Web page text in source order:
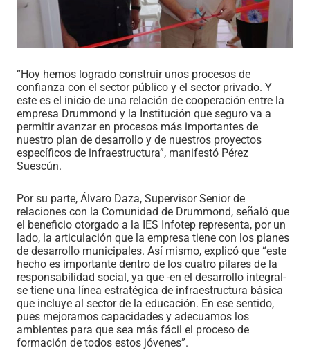
“Hoy hemos logrado construir unos procesos de
confianza con el sector público y el sector privado. Y
este es el inicio de una relación de cooperación entre la
empresa Drummond y la Institución que seguro va a
permitir avanzar en procesos más importantes de
nuestro plan de desarrollo y de nuestros proyectos
específicos de infraestructura”, manifestó Pérez
Suescún.
Por su parte, Álvaro Daza, Supervisor Senior de
relaciones con la Comunidad de Drummond, señaló que
el beneficio otorgado a la IES Infotep representa, por un
lado, la articulación que la empresa tiene con los planes
de desarrollo municipales. Así mismo, explicó que “este
hecho es importante dentro de los cuatro pilares de la
responsabilidad social, ya que -en el desarrollo integral-
se tiene una línea estratégica de infraestructura básica
que incluye al sector de la educación. En ese sentido,
pues mejoramos capacidades y adecuamos los
ambientes para que sea más fácil el proceso de
formación de todos estos jóvenes”.